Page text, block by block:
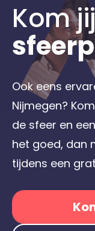
Kom
Ook eens
Nijmegen?
de sfeer en
het goed, dan
tijdens een